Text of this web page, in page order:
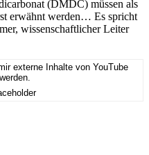
(DMDC) müssen als
erwähnt werden… Es spricht
wissenschaftlicher Leiter
externe Inhalte von YouTube